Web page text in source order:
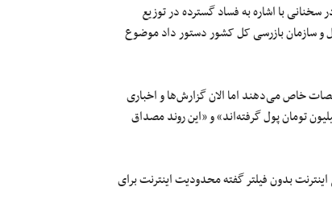
با اشاره به فساد گسترده در توزیع
و سازمان بازرسی کل کشور دستور داد موضوع
خاص می‌دهند اما الان گزارش‌ها و اخباری
تومان پول گرفته‌اند» و «این روند مصداق
بدون فیلتر گفته محدودیت اینترنت برای